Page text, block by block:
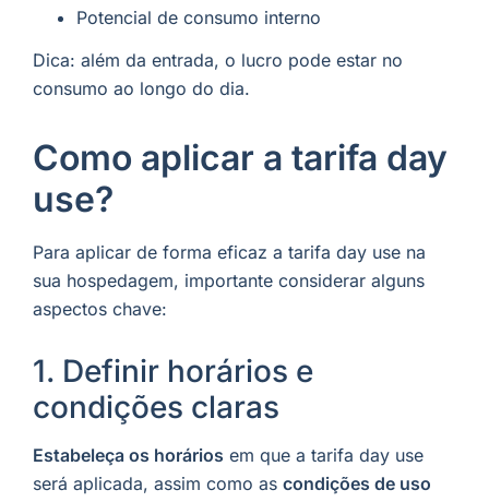
Potencial de consumo interno
Dica: além da entrada, o lucro pode estar no
consumo ao longo do dia.
Como aplicar a tarifa day
use?
Para aplicar de forma eficaz a tarifa day use na
sua hospedagem, importante considerar alguns
aspectos chave:
1. Definir horários e
condições claras
Estabeleça os horários em que a tarifa day use
será aplicada, assim como as condições de uso